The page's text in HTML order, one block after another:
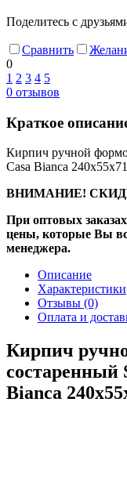
Поделитесь с
Сравнить
0
1 2 3 4 5
0 отзывов
Краткое
Кирпич ручной
Casa Bianca
ВНИМАНИЕ!
При оптовых
цены, которые Вы
менеджера.
Описание
Характеристики
Отзывы (0)
Оплата и
Кирпич
состаренный
Bianca